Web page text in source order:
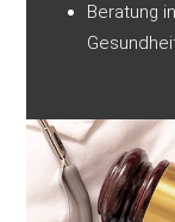
Beratung